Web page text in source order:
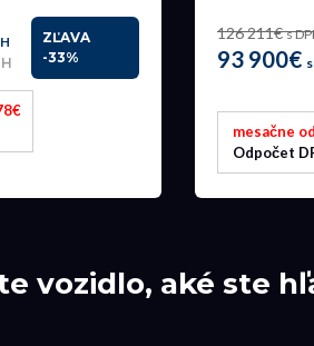
ZĽAVA
-33%
126 211€s
93 900€
mesačne
Odpočet
vozidlo, aké ste